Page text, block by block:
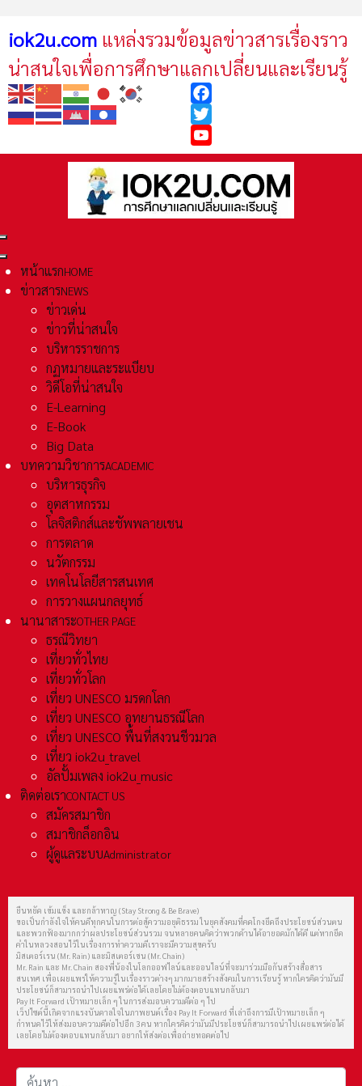
iok2u.com แหล่งรวมข้อมูลข่าวสารเรื่องราว
น่าสนใจเพื่อการศึกษาแลกเปลี่ยนและเรียนรู้
Facebook
Twitter
YouTube
หน้าแรกHOME
ข่าวสารNEWS
ข่าวเด่น
ข่าวที่น่าสนใจ
บริหารราชการ
กฏหมายและระเเบียบ
วิดีโอที่น่าสนใจ
E-Learning
E-Book
Big Data
บทความวิชาการACADEMIC
บริหารธุรกิจ
อุตสาหกรรม
โลจิสติกส์และชัพพลายเชน
การตลาด
นวัตกรรม
เทคโนโลยีสารสนเทศ
การวางแผนกลยุทธ์
นานาสาระOTHER PAGE
ธรณีวิทยา
เที่ยวทั่วไทย
เที่ยวทั่วโลก
เที่ยว UNESCO มรดกโลก
เที่ยว UNESCO อุทยานธรณีโลก
เที่ยว UNESCO พื้นที่สงวนชีวมวล
เที่ยว iok2u_travel
อัลปั้มเพลง iok2u_music
ติดต่อเราCONTACT US
สมัครสมาชิก
สมาชิกล็อกอิน
ผู้ดูแลระบบAdministrator
ยืนหยัด เข้มแข็ง และกล้าหาญ (Stay Strong & Be Brave)
ขอเป็นกำลังใจให้คนดีทุกคนในการต่อสู้ความอยุติธรรม ในยุคสังคมที่คดโกงยึดถึงประโยชน์ส่วนตน
และพวกฟ้องมากกว่าผลประโยชน์ส่วนรวม จนหลายคนคิดว่าพวกด้านได้อายอดมักได้ดี แต่หากยึด
คำในหลวงสอนไว้ในเรื่องการทำความดีเราจะมีความสุขครับ
มิสเตอร์เรน (Mr. Rain) และมิสเตอร์เชน (Mr. Chain)
Mr. Rain และ Mr. Chain สองพี่น้องในโลกออฟไลน์และออนไลน์ที่จะมาร่วมมือกันสร้างสื่อสาร
สนเทศ เพื่อเผยแพร่ให้ความรู้ในเรื่องราวต่างๆ มากมายสร้างสังคมในการเรียนรู้ หากใครคิดว่ามันมี
ประโยชน์ก็สามารถนำไปเผยแพร่ต่อได้เลยโดยไม่ต้องตอบแทนกลับมา
Pay It Forward เป้าหมายเล็ก ๆ ในการส่งมอบความดีต่อ ๆ ไป
เว็ปไซต์นี้เกิดจากแรงบันดาลใจในภาพยนต์เรื่อง Pay It Forward ที่เล่าถึงการมีเป้าหมายเล็ก ๆ
กำหนดไว้ให้ส่งมอบความดีต่อไปอีก 3 คน หากใครคิดว่ามันมีประโยชน์ก็สามารถนำไปเผยแพร่ต่อได้
เลยโดยไม่ต้องตอบแทนกลับมา อยากให้ส่งต่อเพื่อถ่ายทอดต่อไป
การค้นหา